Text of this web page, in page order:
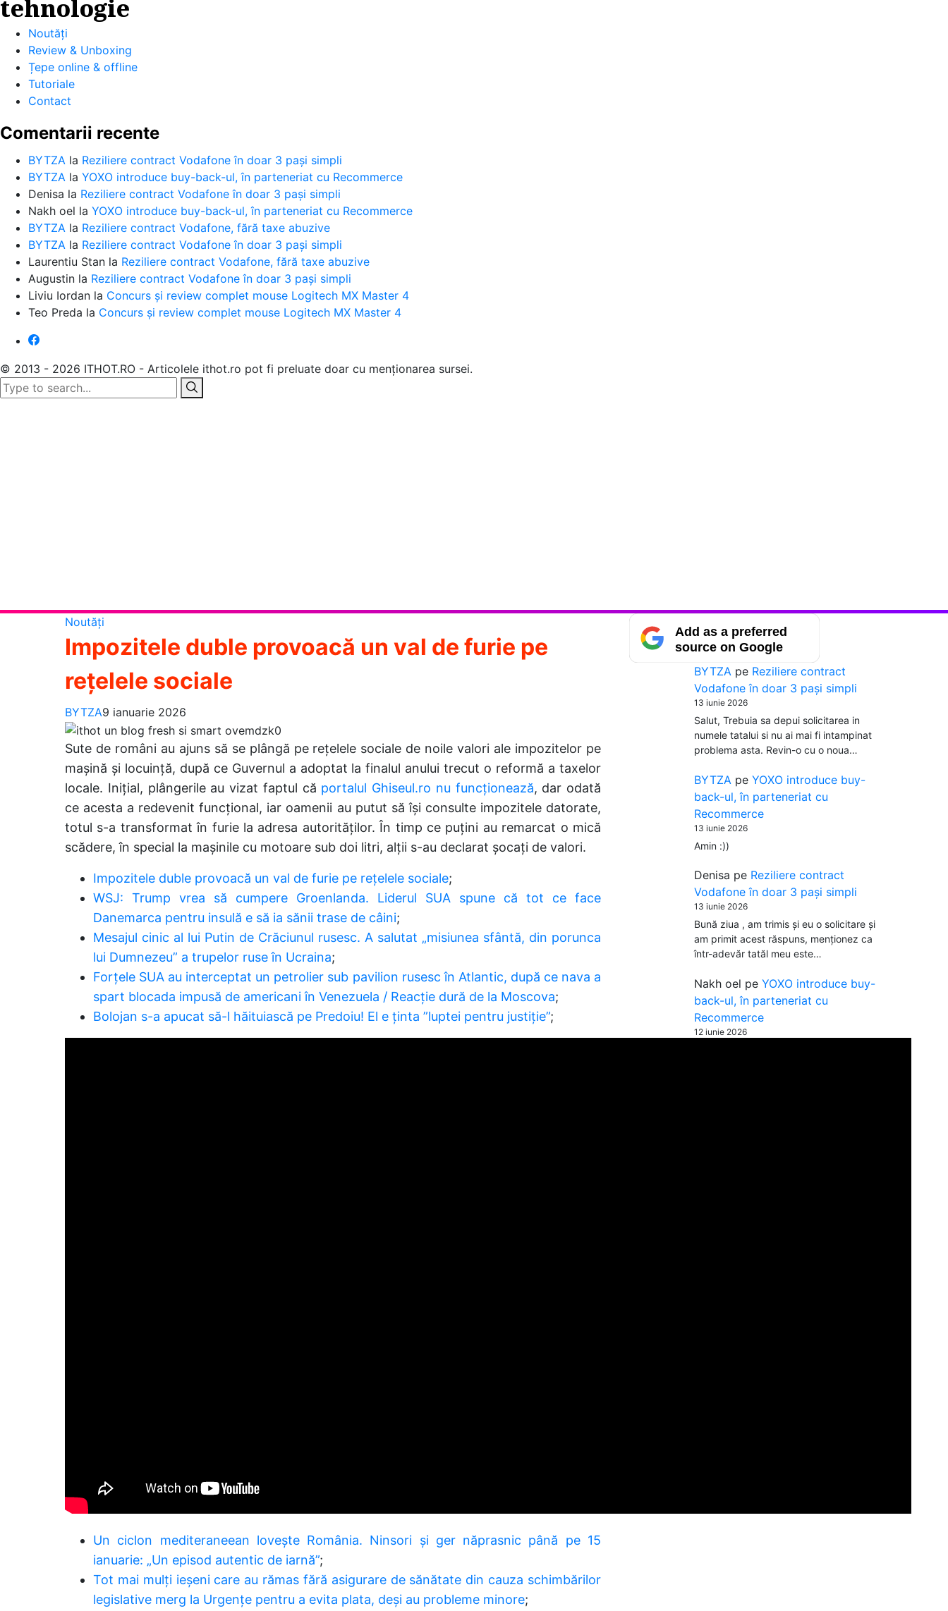
Noutăți
Review & Unboxing
Țepe online & offline
Tutoriale
Contact
Comentarii recente
BYTZA la Reziliere contract Vodafone în doar 3 pași simpli
BYTZA la YOXO introduce buy-back-ul, în parteneriat cu Recommerce
Denisa la Reziliere contract Vodafone în doar 3 pași simpli
Nakh oel la YOXO introduce buy-back-ul, în parteneriat cu Recommerce
BYTZA la Reziliere contract Vodafone, fără taxe abuzive
BYTZA la Reziliere contract Vodafone în doar 3 pași simpli
Laurentiu Stan la Reziliere contract Vodafone, fără taxe abuzive
Augustin la Reziliere contract Vodafone în doar 3 pași simpli
Liviu Iordan la Concurs și review complet mouse Logitech MX Master 4
Teo Preda la Concurs și review complet mouse Logitech MX Master 4
© 2013 - 2026 ITHOT.RO - Articolele ithot.ro pot fi preluate doar cu menționarea sursei.
Noutăți
Impozitele duble provoacă un val de furie pe
rețelele sociale
BYTZA9 ianuarie 2026
Sute de români au ajuns să se plângă pe rețelele sociale de noile valori ale impozitelor pe
mașină și locuință, după ce Guvernul a adoptat la finalul anului trecut o reformă a taxelor
locale. Inițial, plângerile au vizat faptul că portalul Ghiseul.ro nu funcționează, dar odată
ce acesta a redevenit funcțional, iar oamenii au putut să își consulte impozitele datorate,
totul s-a transformat în furie la adresa autorităților. În timp ce puțini au remarcat o mică
scădere, în special la mașinile cu motoare sub doi litri, alții s-au declarat șocați de valori.
Impozitele duble provoacă un val de furie pe rețelele sociale;
WSJ: Trump vrea să cumpere Groenlanda. Liderul SUA spune că tot ce face
Danemarca pentru insulă e să ia sănii trase de câini;
Mesajul cinic al lui Putin de Crăciunul rusesc. A salutat „misiunea sfântă, din porunca
lui Dumnezeu” a trupelor ruse în Ucraina;
Forțele SUA au interceptat un petrolier sub pavilion rusesc în Atlantic, după ce nava a
spart blocada impusă de americani în Venezuela / Reacție dură de la Moscova;
Bolojan s-a apucat să-l hăituiască pe Predoiu! El e ținta ”luptei pentru justiție”;
Un ciclon mediteraneean lovește România. Ninsori și ger năprasnic până pe 15
ianuarie: „Un episod autentic de iarnă”;
Tot mai mulți ieșeni care au rămas fără asigurare de sănătate din cauza schimbărilor
legislative merg la Urgențe pentru a evita plata, deși au probleme minore;
Add as a preferred
source on Google
BYTZA pe Reziliere contract
Vodafone în doar 3 pași simpli
13 iunie 2026
Salut, Trebuia sa depui solicitarea in
numele tatalui si nu ai mai fi intampinat
problema asta. Revin-o cu o noua…
BYTZA pe YOXO introduce buy-
back-ul, în parteneriat cu
Recommerce
13 iunie 2026
Amin :))
Denisa pe Reziliere contract
Vodafone în doar 3 pași simpli
13 iunie 2026
Bună ziua , am trimis și eu o solicitare și
am primit acest răspuns, menționez ca
într-adevăr tatăl meu este…
Nakh oel pe YOXO introduce buy-
back-ul, în parteneriat cu
Recommerce
12 iunie 2026